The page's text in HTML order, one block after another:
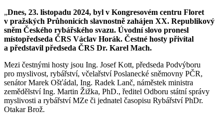
„Dnes, 23. listopadu 2024, byl v Kongresovém centru Floret
v pražských Průhonicích slavnostně zahájen XX. Republikový
sněm Českého rybářského svazu. Úvodní slovo pronesl
místopředseda ČRS Václav Horák. Čestné hosty přivítal
a představil předseda ČRS Dr. Karel Mach.
Mezi čestnými hosty jsou Ing. Josef Kott, předseda Podvýboru
pro myslivost, rybářství, včelařství Poslanecké sněmovny PČR,
senátor Marek Ošťádal, Ing. Radek Lanč, náměstek ministra
zemědělství Ing. Martin Žižka, PhD., ředitel Odboru státní správy
myslivosti a rybářství MZe či jednatel časopisu Rybářství PhDr.
Otakar Brož.